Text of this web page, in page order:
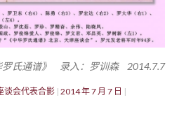
罗氏通谱》 录入：罗训森 2014.7.7
谈会代表合影 2014 年 7 月 7 日